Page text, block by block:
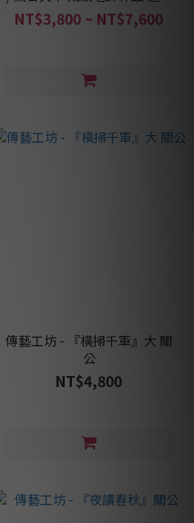
祖師
NT$3,800 ~ NT$7,600
傳藝工坊 - 『橫掃千軍』大 關
公
NT$4,800